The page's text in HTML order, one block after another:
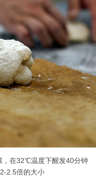
，在32℃温度下醒发40分钟
2.5倍的大小